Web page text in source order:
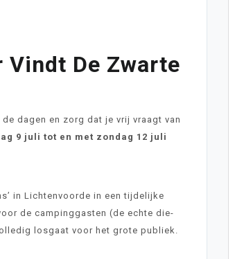
Vindt De Zwarte
dagen en zorg dat je vrij vraagt van
9 juli tot en met zondag 12 juli
in Lichtenvoorde in een tijdelijke
de campinggasten (de echte die-
losgaat voor het grote publiek.